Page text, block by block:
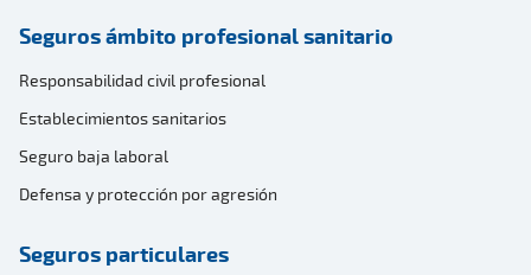
Seguros ámbito profesional sanitario
Responsabilidad civil profesional
Establecimientos sanitarios
Seguro baja laboral
Defensa y protección por agresión
Seguros particulares